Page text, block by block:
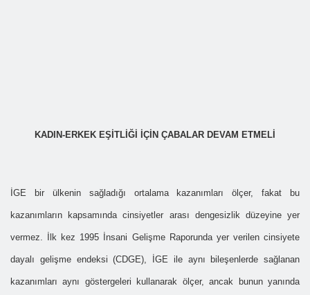
KADIN-ERKEK EŞİTLİĞİ İÇİN ÇABALAR DEVAM ETMELİ
İGE bir ülkenin sağladığı ortalama kazanımları ölçer, fakat bu
kazanımların kapsamında cinsiyetler arası dengesizlik düzeyine yer
vermez. İlk kez 1995 İnsani Gelişme Raporunda yer verilen cinsiyete
dayalı gelişme endeksi (CDGE), İGE ile aynı bileşenlerde sağlanan
kazanımları aynı göstergeleri kullanarak ölçer, ancak bunun yanında